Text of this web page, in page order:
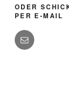
ODER
PER E-MAIL